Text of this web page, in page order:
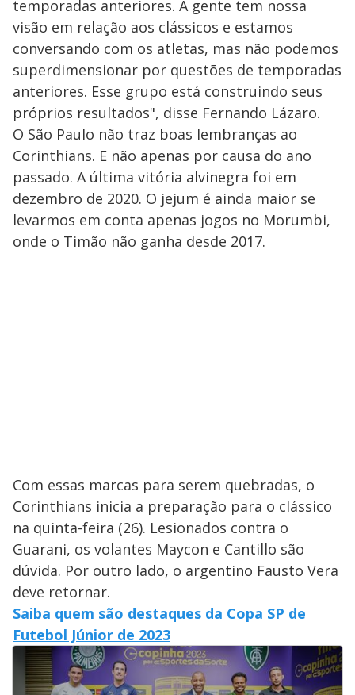
temporadas anteriores. A gente tem nossa
visão em relação aos clássicos e estamos
conversando com os atletas, mas não podemos
superdimensionar por questões de temporadas
anteriores. Esse grupo está construindo seus
próprios resultados", disse Fernando Lázaro.
O São Paulo não traz boas lembranças ao
Corinthians. E não apenas por causa do ano
passado. A última vitória alvinegra foi em
dezembro de 2020. O jejum é ainda maior se
levarmos em conta apenas jogos no Morumbi,
onde o Timão não ganha desde 2017.
Com essas marcas para serem quebradas, o
Corinthians inicia a preparação para o clássico
na quinta-feira (26). Lesionados contra o
Guarani, os volantes Maycon e Cantillo são
dúvida. Por outro lado, o argentino Fausto Vera
deve retornar.
Saiba quem são destaques da Copa SP de
Futebol Júnior de 2023